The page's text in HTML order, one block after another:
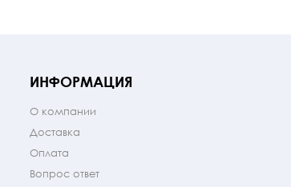
ИНФОРМАЦИЯ
О компании
Доставка
Оплата
Вопрос ответ